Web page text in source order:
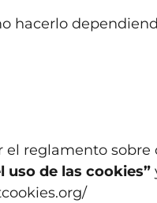
hacerlo
reglamento
uso de las cookies”